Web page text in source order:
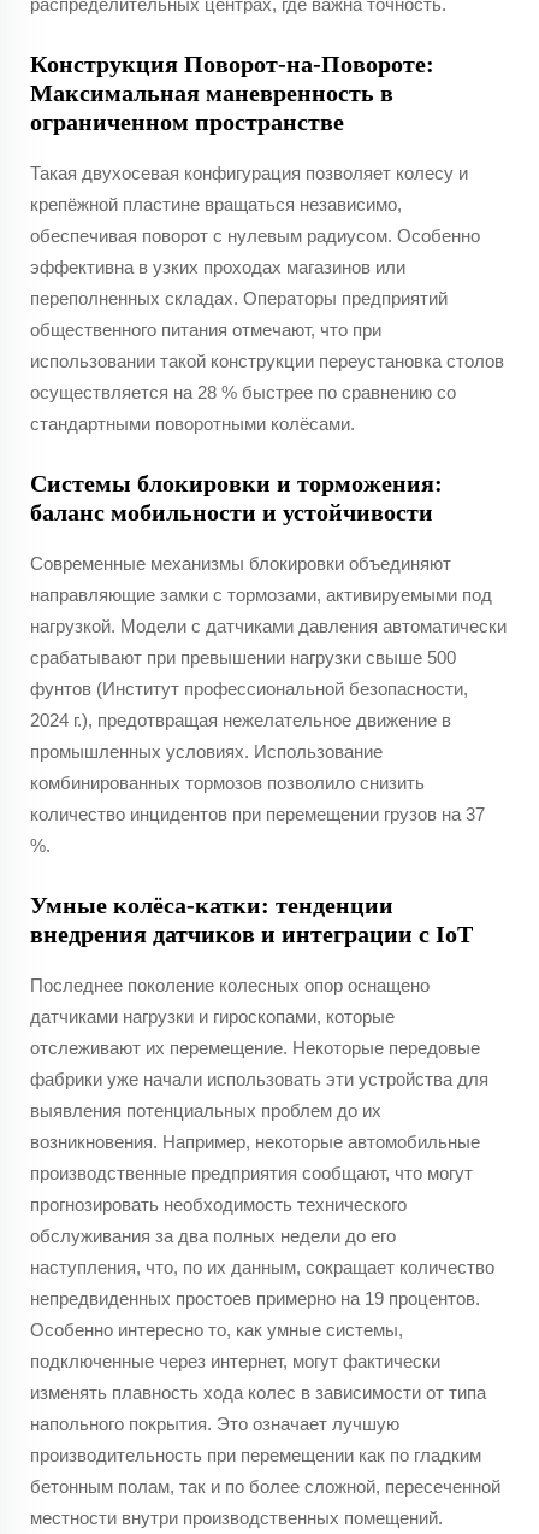
распределительных центрах, где важна точность.
Конструкция Поворот-на-Повороте:
Максимальная маневренность в
ограниченном пространстве
Такая двухосевая конфигурация позволяет колесу и
крепёжной пластине вращаться независимо,
обеспечивая поворот с нулевым радиусом. Особенно
эффективна в узких проходах магазинов или
переполненных складах. Операторы предприятий
общественного питания отмечают, что при
использовании такой конструкции переустановка столов
осуществляется на 28 % быстрее по сравнению со
стандартными поворотными колёсами.
Системы блокировки и торможения:
баланс мобильности и устойчивости
Современные механизмы блокировки объединяют
направляющие замки с тормозами, активируемыми под
нагрузкой. Модели с датчиками давления автоматически
срабатывают при превышении нагрузки свыше 500
фунтов (Институт профессиональной безопасности,
2024 г.), предотвращая нежелательное движение в
промышленных условиях. Использование
комбинированных тормозов позволило снизить
количество инцидентов при перемещении грузов на 37
%.
Умные колёса-катки: тенденции
внедрения датчиков и интеграции с IoT
Последнее поколение колесных опор оснащено
датчиками нагрузки и гироскопами, которые
отслеживают их перемещение. Некоторые передовые
фабрики уже начали использовать эти устройства для
выявления потенциальных проблем до их
возникновения. Например, некоторые автомобильные
производственные предприятия сообщают, что могут
прогнозировать необходимость технического
обслуживания за два полных недели до его
наступления, что, по их данным, сокращает количество
непредвиденных простоев примерно на 19 процентов.
Особенно интересно то, как умные системы,
подключенные через интернет, могут фактически
изменять плавность хода колес в зависимости от типа
напольного покрытия. Это означает лучшую
производительность при перемещении как по гладким
бетонным полам, так и по более сложной, пересеченной
местности внутри производственных помещений.